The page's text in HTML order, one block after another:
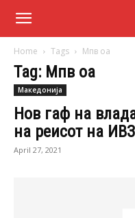
Home Tags Мпв оа
Tag: Мпв оа
Македонија
Нов гаф на
на реисот на ИВЗ
April 27, 2021